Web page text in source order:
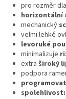
pro rozměr
horizontální
mechanický
velmi lehké
levoruké
minimalizuje
extra široký
podpora
spolehlivost: